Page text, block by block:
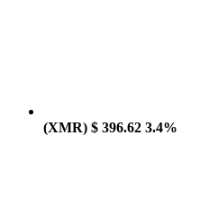
(XMR) $ 396.62 3.4%